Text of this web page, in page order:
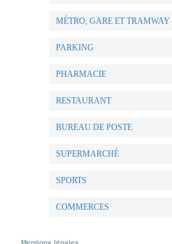
MÉTRO, GARE ET TRAMWAY
PARKING
PHARMACIE
RESTAURANT
BUREAU DE POSTE
SUPERMARCHÉ
SPORTS
COMMERCES